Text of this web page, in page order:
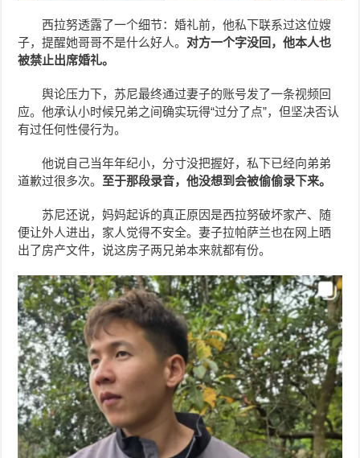
西拉努透露了一个细节：婚礼前，他私下联系过这位嫂
子，提醒她哥哥不是什么好人。 对方一个字没回，他本人也
被禁止出席婚礼。
舆论压力下，苏尼最终通过妻子的账号发了一条视频回
应。他承认小时候兄弟之间确实玩得“过分了点”，但坚决否认
有过任何性侵行为。
他说自己当年年纪小，分寸没把握好，私下已经向弟弟
道歉过很多次。 至于那段录音，他没想到会被偷偷录下来。
苏尼还说，妈妈起诉的真正原因是西拉努破坏家产、随
便让外人进出，家人觉得不安全。妻子拉帕萨兰也在网上晒
出了房产文件，说这房子两兄弟本来就都有份。